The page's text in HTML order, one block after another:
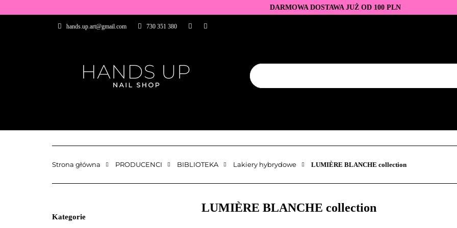
DARMOWA DOSTAWA JUŻ OD 100 PLN
hands.up.art@gmail.com 730 351 380
WSZYSTKIE PRODUKTY BAZY I TOPY LAKIERY HYBRYDOWE
PĘDZELKI AKCESORIA NOWOŚCI NEW OF THE WEEK
Strona główna PRODUCENCI BIBLIOTEKA Lakiery hybrydowe LUMIÈRE BLANCHE collection
Kategorie
LUMIÈRE BLANCHE collection